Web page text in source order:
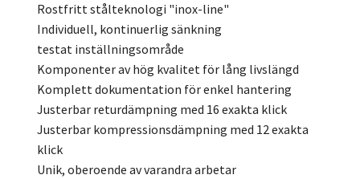
Rostfritt stålteknologi "inox-line"
Individuell, kontinuerlig sänkning
testat inställningsområde
Komponenter av hög kvalitet för lång livslängd
Komplett dokumentation för enkel hantering
Justerbar returdämpning med 16 exakta klick
Justerbar kompressionsdämpning med 12 exakta
klick
Unik, oberoende av varandra arbetar